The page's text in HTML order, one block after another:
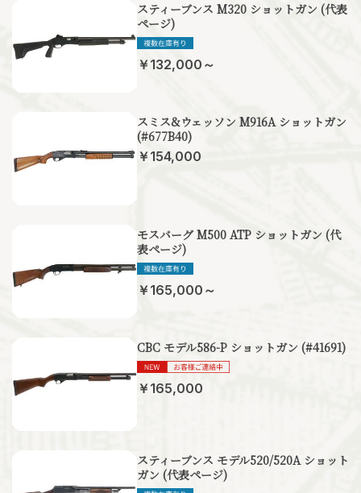
スティーブンス M320 ショットガン (代表
ページ)
￥132,000～
スミス&ウェッソン M916A ショットガン
(#677B40)
￥154,000
モスバーグ M500 ATP ショットガン (代
表ページ)
￥165,000～
CBC モデル586-P ショットガン (#41691)
￥165,000
スティーブンス モデル520/520A ショット
ガン (代表ページ)